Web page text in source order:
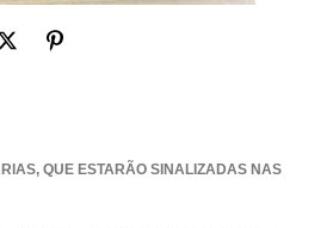
QUE ESTARÃO SINALIZADAS NAS